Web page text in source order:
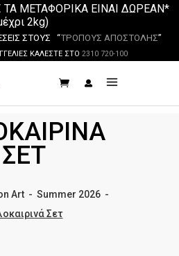
ΜΕΤΑΦΟΡΙΚΑ ΕΙΝΑΙ ΔΩΡΕΑΝ*
2kg)
ΣΤΟΥΣ “ΤΡΟΠΟΥΣ ΑΠΟΣΤΟΛΗΣ”
ΚΑΛΕΣΤΕ ΣΤΟ 2310 720-100
ΣΕΤ
Art - Summer 2026 -
Σετ